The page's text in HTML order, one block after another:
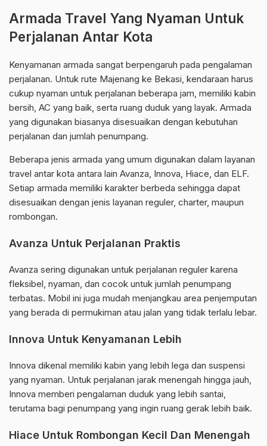
Armada Travel Yang Nyaman Untuk
Perjalanan Antar Kota
Kenyamanan armada sangat berpengaruh pada pengalaman
perjalanan. Untuk rute Majenang ke Bekasi, kendaraan harus
cukup nyaman untuk perjalanan beberapa jam, memiliki kabin
bersih, AC yang baik, serta ruang duduk yang layak. Armada
yang digunakan biasanya disesuaikan dengan kebutuhan
perjalanan dan jumlah penumpang.
Beberapa jenis armada yang umum digunakan dalam layanan
travel antar kota antara lain Avanza, Innova, Hiace, dan ELF.
Setiap armada memiliki karakter berbeda sehingga dapat
disesuaikan dengan jenis layanan reguler, charter, maupun
rombongan.
Avanza Untuk Perjalanan Praktis
Avanza sering digunakan untuk perjalanan reguler karena
fleksibel, nyaman, dan cocok untuk jumlah penumpang
terbatas. Mobil ini juga mudah menjangkau area penjemputan
yang berada di permukiman atau jalan yang tidak terlalu lebar.
Innova Untuk Kenyamanan Lebih
Innova dikenal memiliki kabin yang lebih lega dan suspensi
yang nyaman. Untuk perjalanan jarak menengah hingga jauh,
Innova memberi pengalaman duduk yang lebih santai,
terutama bagi penumpang yang ingin ruang gerak lebih baik.
Hiace Untuk Rombongan Kecil Dan Menengah